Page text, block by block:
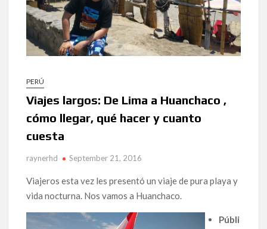
PERÚ
Viajes largos: De Lima a Huanchaco ,
cómo llegar, qué hacer y cuanto
cuesta
raynerhd September 21, 2016
Viajeros esta vez les presentó un viaje de pura playa y
vida nocturna. Nos vamos a Huanchaco.
Públi